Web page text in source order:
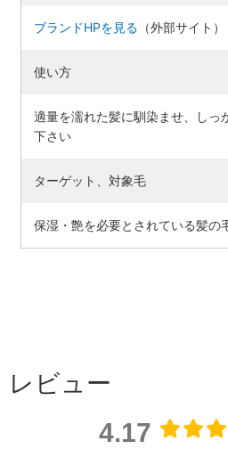
ブランドHPを見る （外部サイト）
使い方
適量を濡れた髪に馴染ませ、しっ
下さい
ターゲット、対象毛
保湿・艶を必要とされている髪の
レビュー
4.17